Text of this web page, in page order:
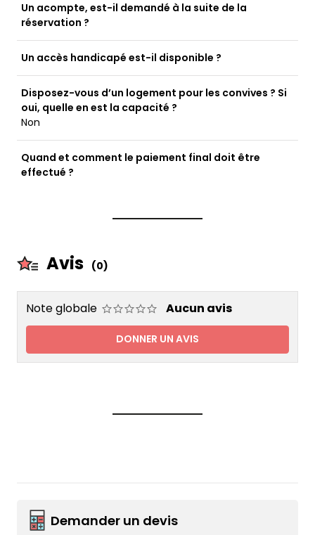
Un acompte, est-il demandé à la suite de la
réservation ?
Un accès handicapé est-il disponible ?
Disposez-vous d’un logement pour les convives ? Si
oui, quelle en est la capacité ?
Non
Quand et comment le paiement final doit être
effectué ?
Avis (0)
Note globale Aucun avis
DONNER UN AVIS
Demander un devis